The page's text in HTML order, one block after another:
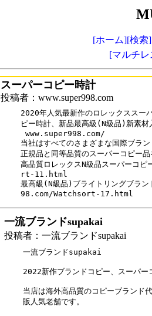
[ホーム][検索]
[マルチ
スーパーコピー時計
投稿者：www.super998.com
2020年人気最新作のロレックススー
ピー時計、新品最高級(N級品)新素材
www.super998.com/
当社はすべてのさまざまな国際ブラ
正規品と同等品質のスーパーコピー
高品質ロレックスN級品スーパー
rt-11.html
最高級(N級品)ブライトリングブラ
一流ブランドsupakai
投稿者：一流ブランドsupakai
一流ブランドsupakai
2022新作ブランドコピー、スーパー
当店は海外高品質のコピーブランド
販人気老舗です。